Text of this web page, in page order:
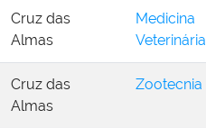
Cruz das
Almas
Medicina
Veterinária
Cruz das
Almas
Zootecnia